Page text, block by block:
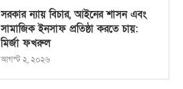
সরকার ন্যায় বিচার, আইনের শাসন এবং
সামাজিক ইনসাফ প্রতিষ্ঠা করতে চায়:
মির্জা ফখরুল
আগস্ট ২, ২০২৬